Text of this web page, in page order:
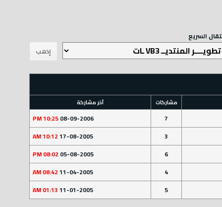
السريع
مشاركات آخر مشاركة
7
08-09-2006
10:25 PM
3
17-08-2005
10:12 AM
6
05-08-2005
08:02 PM
4
11-04-2005
08:42 AM
5
11-01-2005
01:13 AM